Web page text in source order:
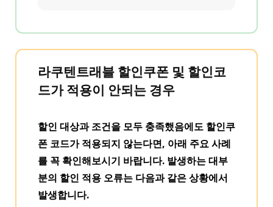
라쿠텐트래블 할인쿠폰 및 할인코
드가 적용이 안되는 경우
할인 대상과 조건을 모두 충족했음에도 할인쿠
폰 코드가 적용되지 않는다면, 아래 주요 사례
를 꼭 확인해보시기 바랍니다. 발생하는대부
분의 할인 적용 오류는 다음과 같은 상황에서
발생합니다.